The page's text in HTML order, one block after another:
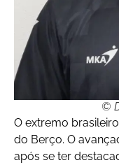
©
O extremo
do Berço. O
após se ter